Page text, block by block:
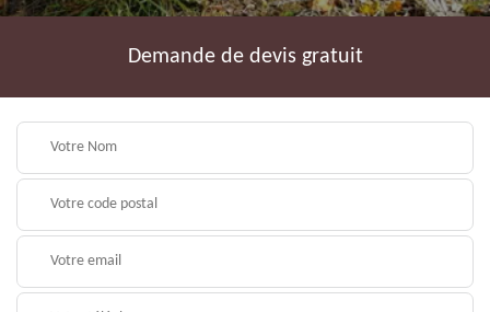
Demande de devis gratuit